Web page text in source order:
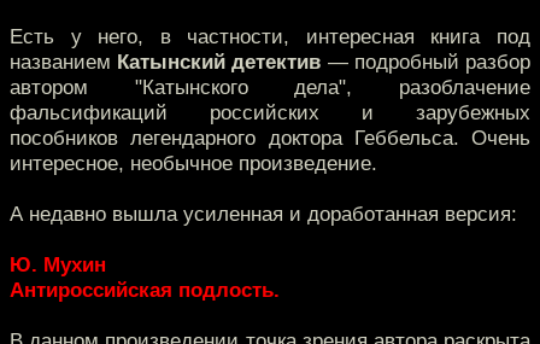
Есть у него, в частности, интересная книга под
названием Катынский детектив — подробный разбор
автором "Катынского дела", разоблачение
фальсификаций российских и зарубежных
пособников легендарного доктора Геббельса. Очень
интересное, необычное произведение.
А недавно вышла усиленная и доработанная версия:
Ю. Мухин
Антироссийская подлость.